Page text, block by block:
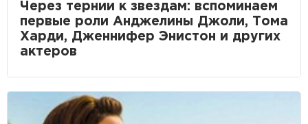
Через тернии к звездам: вспоминаем
первые роли Анджелины Джоли, Тома
Харди, Дженнифер Энистон и других
актеров